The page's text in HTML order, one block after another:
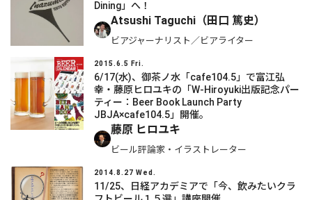
Dining」へ！
Atsushi Taguchi（田口 篤史）
ビアジャーナリスト／ビアライター
2015.6.5 Fri.
6/17(水)、御茶ノ水「cafe104.5」で富江弘
幸・藤原ヒロユキの「W-Hiroyuki出版記念パー
ティー：Beer Book Launch Party
JBJA×cafe104.5」開催。
藤原 ヒロユキ
ビール評論家・イラストレーター
2014.8.27 Wed.
11/25、日経アカデミアで「今、飲みたいクラ